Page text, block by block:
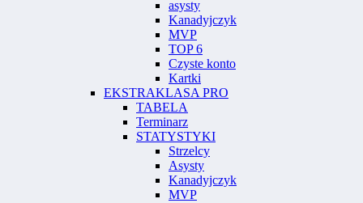
asysty
Kanadyjczyk
MVP
TOP 6
Czyste konto
Kartki
EKSTRAKLASA PRO
TABELA
Terminarz
STATYSTYKI
Strzelcy
Asysty
Kanadyjczyk
MVP